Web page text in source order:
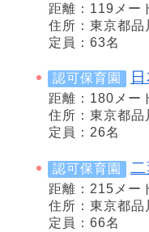
距離：119メー
住所：東京都
定員：63名
認可保育園
距離：180メー
住所：東京都
定員：26名
認可保育園
距離：215メー
住所：東京都
定員：66名